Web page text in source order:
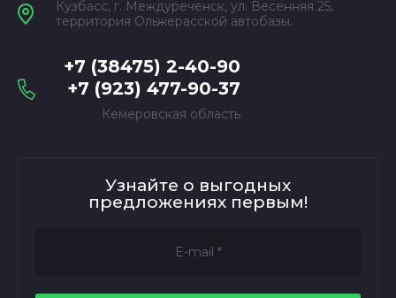
+7 (38475) 2-40-90
+7 (923) 477-90-37
Кемеровская область
Кузбасс, г. Междуреченск, ул. Весенняя 25,
территория Ольжерасской автобазы.
Узнайте о выгодных
предложениях первым!